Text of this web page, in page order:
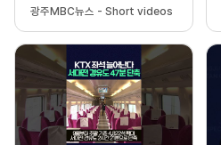
#shorts
광주MBC뉴스 - Short videos